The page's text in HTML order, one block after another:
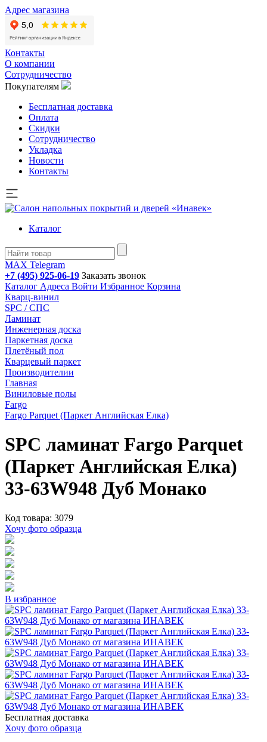
Адрес магазина
Контакты
О компании
Сотрудничество
Покупателям
Бесплатная доставка
Оплата
Скидки
Сотрудничество
Укладка
Новости
Контакты
Каталог
MAX Telegram
+7 (495) 925-06-19 Заказать звонок
Каталог Адреса Войти Избранное Корзина
Кварц-винил
SPC / СПС
Ламинат
Инженерная доска
Паркетная доска
Плетёный пол
Кварцевый паркет
Производителии
Главная
Виниловые полы
Fargo
Fargo Parquet (Паркет Английская Елка)
SPC ламинат Fargo Parquet
(Паркет Английская Елка)
33-63W948 Дуб Монако
Код товара: 3079
Хочу фото образца
В избранное
Бесплатная доставка
Хочу фото образца